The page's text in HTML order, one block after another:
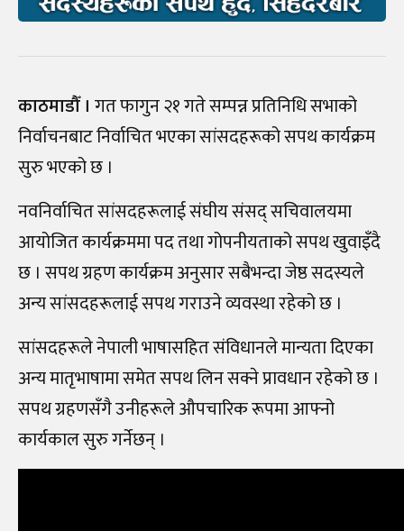
काठमाडौँ । गत फागुन २१ गते सम्पन्न प्रतिनिधि सभाको
निर्वाचनबाट निर्वाचित भएका सांसदहरूको सपथ कार्यक्रम
सुरु भएको छ ।
नवनिर्वाचित सांसदहरूलाई संघीय संसद् सचिवालयमा
आयोजित कार्यक्रममा पद तथा गोपनीयताको सपथ खुवाइँदै
छ । सपथ ग्रहण कार्यक्रम अनुसार सबैभन्दा जेष्ठ सदस्यले
अन्य सांसदहरूलाई सपथ गराउने व्यवस्था रहेको छ ।
सांसदहरूले नेपाली भाषासहित संविधानले मान्यता दिएका
अन्य मातृभाषामा समेत सपथ लिन सक्ने प्रावधान रहेको छ ।
सपथ ग्रहणसँगै उनीहरूले औपचारिक रूपमा आफ्नो
कार्यकाल सुरु गर्नेछन् ।